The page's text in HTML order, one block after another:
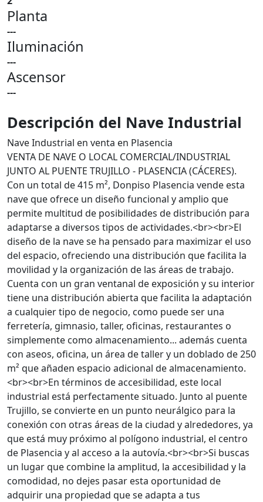
Planta
---
Iluminación
---
Ascensor
---
Descripción del Nave Industrial
Nave Industrial en venta en Plasencia
VENTA DE NAVE O LOCAL COMERCIAL/INDUSTRIAL
JUNTO AL PUENTE TRUJILLO - PLASENCIA (CÁCERES).
Con un total de 415 m², Donpiso Plasencia vende esta
nave que ofrece un diseño funcional y amplio que
permite multitud de posibilidades de distribución para
adaptarse a diversos tipos de actividades.<br><br>El
diseño de la nave se ha pensado para maximizar el uso
del espacio, ofreciendo una distribución que facilita la
movilidad y la organización de las áreas de trabajo.
Cuenta con un gran ventanal de exposición y su interior
tiene una distribución abierta que facilita la adaptación
a cualquier tipo de negocio, como puede ser una
ferretería, gimnasio, taller, oficinas, restaurantes o
simplemente como almacenamiento... además cuenta
con aseos, oficina, un área de taller y un doblado de 250
m² que añaden espacio adicional de almacenamiento.
<br><br>En términos de accesibilidad, este local
industrial está perfectamente situado. Junto al puente
Trujillo, se convierte en un punto neurálgico para la
conexión con otras áreas de la ciudad y alrededores, ya
que está muy próximo al polígono industrial, el centro
de Plasencia y al acceso a la autovía.<br><br>Si buscas
un lugar que combine la amplitud, la accesibilidad y la
comodidad, no dejes pasar esta oportunidad de
adquirir una propiedad que se adapta a tus